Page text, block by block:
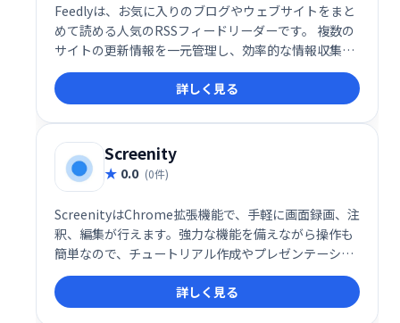
Feedlyは、お気に入りのブログやウェブサイトをまと
めて読める人気のRSSフィードリーダーです。 複数の
サイトの更新情報を一元管理し、効率的な情報収集を
可能にします。フィードリーダーとしての機能に加
え、便利な追加機能も備えています。手軽に情報収集
を始めたい方におすすめです。
詳しく見る
Screenity
0.0 (0件)
ScreenityはChrome拡張機能で、手軽に画面録画、注
釈、編集が行えます。強力な機能を備えながら操作も
簡単なので、チュートリアル作成やプレゼンテーショ
ン、学習記録などに最適です。Chromeユーザー必携
のスクリーンレコーダーとして、効率的な動画制作を
サポートします。
詳しく見る